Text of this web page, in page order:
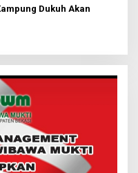
Dukuh Akan